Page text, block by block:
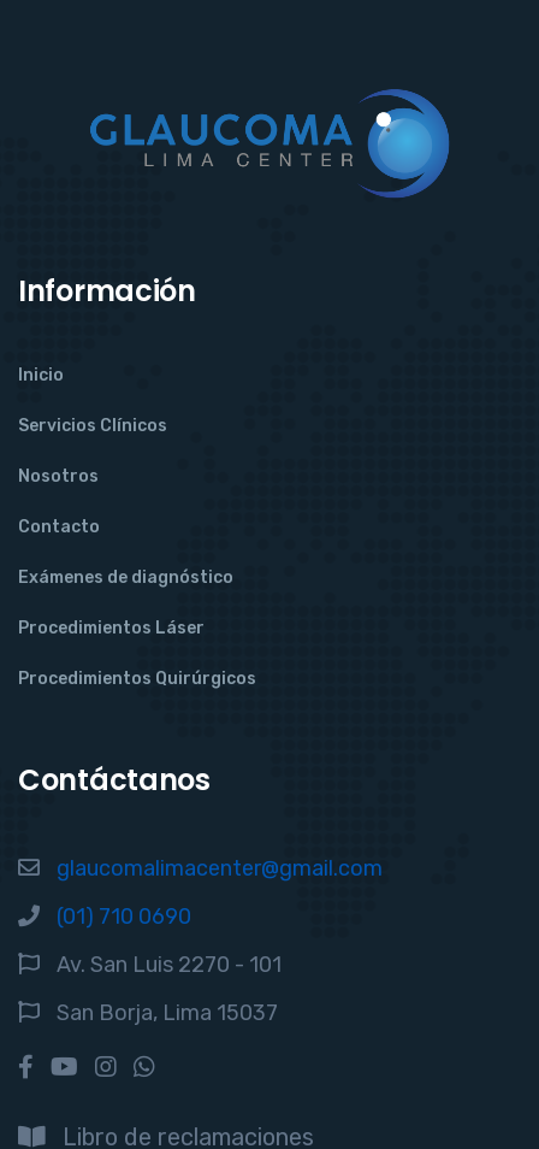
Información
Inicio
Servicios Clínicos
Nosotros
Contacto
Exámenes de diagnóstico
Procedimientos Láser
Procedimientos Quirúrgicos
Contáctanos
glaucomalimacenter@gmail.com
(01) 710 0690
Av. San Luis 2270 - 101
San Borja, Lima 15037
Libro de reclamaciones